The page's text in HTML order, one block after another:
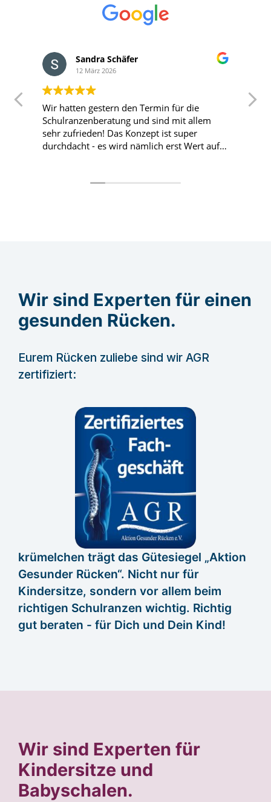
Sandra Schäfer
12 März 2026
Wir hatten gestern den Termin für die
Schulranzenberatung und sind mit allem
sehr zufrieden! Das Konzept ist super
durchdacht - es wird nämlich erst Wert auf
sich das Kind die Farbe aus. Alles total
Wir sind Experten für einen
gesunden Rücken.
Eurem Rücken zuliebe sind wir AGR
zertifiziert:
krümelchen trägt das Gütesiegel „Aktion
Gesunder Rücken“. Nicht nur für
Kindersitze, sondern vor allem beim
richtigen Schulranzen wichtig. Richtig
gut beraten - für Dich und Dein Kind!
Wir sind Experten für
Kindersitze und
Babyschalen.